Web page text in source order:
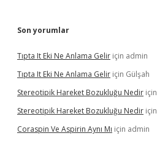
Son yorumlar
Tıpta It Eki Ne Anlama Gelir için admin
Tıpta It Eki Ne Anlama Gelir için Gülşah
Stereotipik Hareket Bozukluğu Nedir için
Stereotipik Hareket Bozukluğu Nedir için
Coraspin Ve Aspirin Aynı Mı için admin